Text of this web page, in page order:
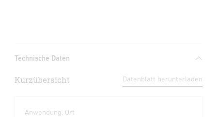
Technische Daten
Kurzübersicht Datenblatt herunterladen
Anwendung, Ort